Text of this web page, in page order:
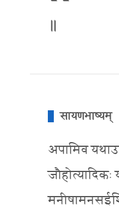
॥
सायणभाष्यम्
अपामिव